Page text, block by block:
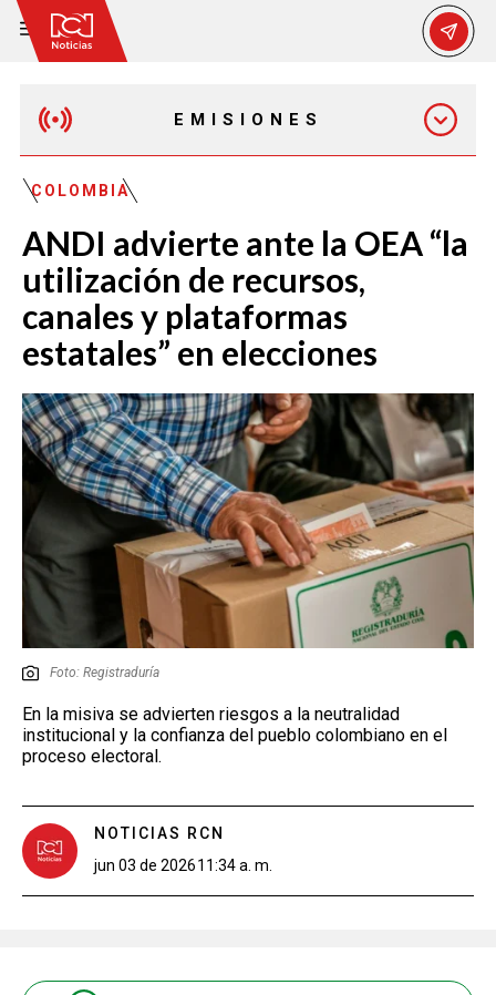
EMISIONES
EMISIÓN 12:30 PM
EMISIÓN 7:00 PM
EMISIÓN 11:30 PM
COLOMBIA
ANDI advierte ante la OEA “la
utilización de recursos,
canales y plataformas
estatales” en elecciones
Foto: Registraduría
En la misiva se advierten riesgos a la neutralidad
institucional y la confianza del pueblo colombiano en el
proceso electoral.
NOTICIAS RCN
jun 03 de 202611:34 a. m.